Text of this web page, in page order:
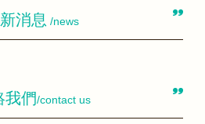
消息 /news
我們/contact us